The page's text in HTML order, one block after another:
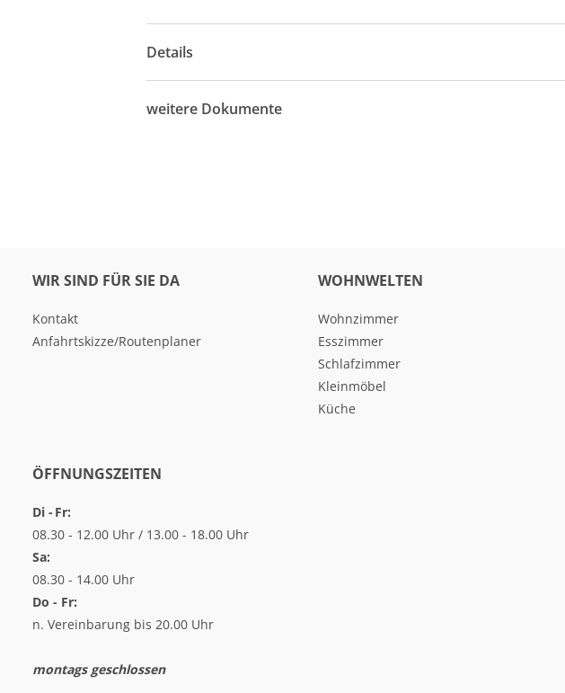
Details
weitere Dokumente
WIR SIND FÜR SIE DA
Kontakt
Anfahrtskizze/Routenplaner
WOHNWELTEN
Wohnzimmer
Esszimmer
Schlafzimmer
Kleinmöbel
Küche
ÖFFNUNGSZEITEN
Di - Fr:
08.30 - 12.00 Uhr / 13.00 - 18.00 Uhr
Sa:
08.30 - 14.00 Uhr
Do - Fr:
n. Vereinbarung bis 20.00 Uhr
montags geschlossen